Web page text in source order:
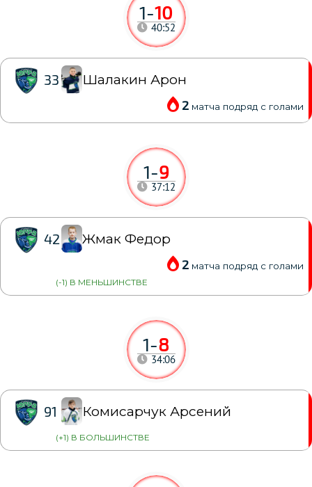
1-8
34:06
91 Комисарчук Арсений
(+1) В БОЛЬШИНСТВЕ
1-9
37:12
42 Жмак Федор
2 матча подряд с голами
(-1) В МЕНЬШИНСТВЕ
1-10
40:52
33 Шалакин Арон
2 матча подряд с голами